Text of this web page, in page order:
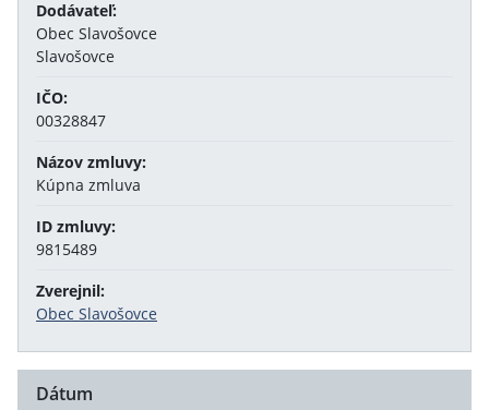
Dodávateľ:
Obec Slavošovce
Slavošovce
IČO:
00328847
Názov zmluvy:
Kúpna zmluva
ID zmluvy:
9815489
Zverejnil:
Obec Slavošovce
Dátum